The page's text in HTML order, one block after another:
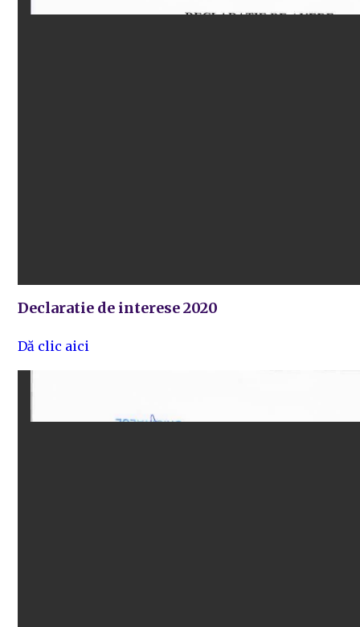
Declaratie de interese 2020
Dă clic aici